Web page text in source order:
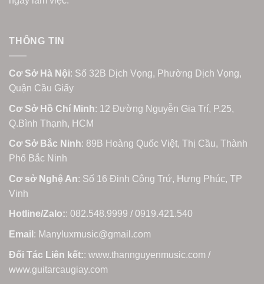
THÔNG TIN
Cơ Sở Hà Nội: Số 32B Dịch Vọng, Phường Dịch Vọng,
Quận Cầu Giấy
Cơ Sở Hồ Chí Minh: 12 Đường Nguyễn Gia Trí, P.25,
Q.Bình Thạnh, HCM
Cơ Sở Bắc Ninh: 89B Hoàng Quốc Việt, Thị Cầu, Thành
Phố Bắc Ninh
Cơ sở Nghệ An: Số 16 Đinh Công Trứ, Hưng Phúc, TP
Vinh
Hotline/Zalo:: 082.548.9999 / 0919.421.540
Email : Manyluxmusic@gmail.com
Đối Tác Liên kết:: www.thannguyenmusic.com /
www.guitarcaugiay.com